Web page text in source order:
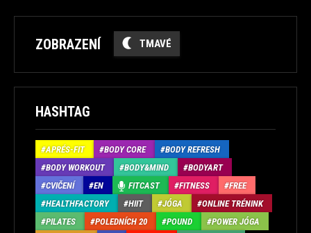
ZOBRAZENÍ TMAVÉ
HASHTAG
APRÉS-FIT BODY CORE
BODY REFRESH
BODY WORKOUT
BODY&MIND
BODYART
CVIČENÍ
EN FITCAST FITNESS
FREE
HEALTHFACTORY
HIIT JÓGA
ONLINE TRÉNINK
PILATES
POLEDNÍCH 20 POUND
POWER JÓGA